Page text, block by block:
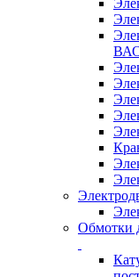
Обмотки